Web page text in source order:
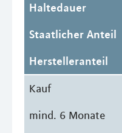
Haltedauer
Staatlicher Anteil
Herstelleranteil
Kauf
mind. 6 Monate